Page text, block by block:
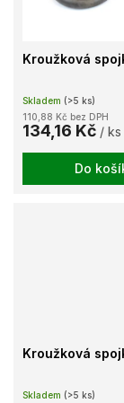
Kroužková
Skladem (>5 ks)
110,88 Kč bez DPH
134,16 Kč / ks
Do
Kroužková
Skladem (>5 ks)